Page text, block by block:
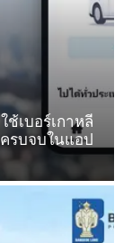
ช้เบอร์เกาหลี
รบจบในแอป